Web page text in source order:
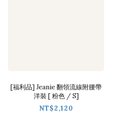
[福利品] Jeanie 翻領流線附腰帶
洋裝 [ 粉色 / S]
NT$2,120